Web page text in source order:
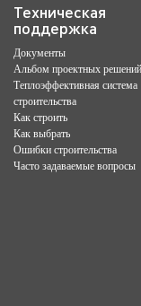
Техническая
поддержка
Документы
Альбом проектных решений
Теплоэффективная система
строительства
Как строить
Как выбрать
Ошибки строительства
Часто задаваемые вопросы